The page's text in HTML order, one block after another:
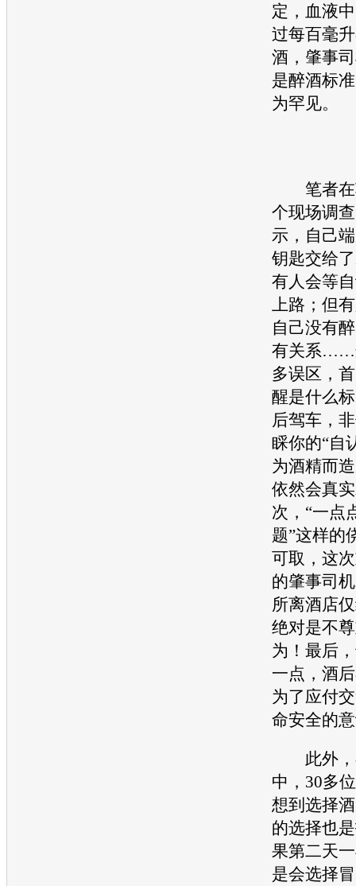
定，血液
过每百毫
酒，肇事
是醉酒标
为罕见。
笔者在
个现场调
示，自己
钥匙交给
有人会等
上路；但
自己没有
有关系……
多误区，
醒是什么
后驾车，
睬你的“自
为酒精而
依然会真
次，“一点
题”这样的
可取，这
的肇事司
所离酒店
绝对是不
为！最后
一点，酒
为了应付
命安全的
此外，
中，30多
想到选择
的选择也
果第二天
是会选择